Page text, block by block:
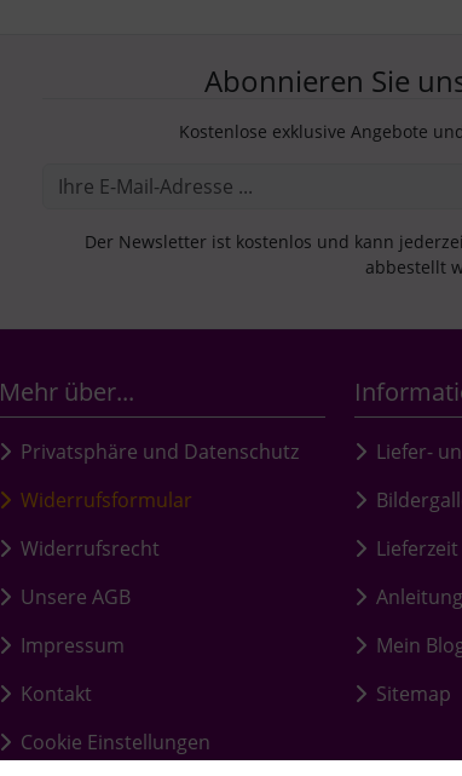
Abonnieren Sie
Kostenlose exklusive Angebote
Der Newsletter ist kostenlos und kann
abbestellt
Mehr über...
Privatsphäre und Datenschutz
Widerrufsformular
Widerrufsrecht
Unsere AGB
Impressum
Kontakt
Cookie Einstellungen
Liefer-
Lieferzeit
Mein
Sitemap